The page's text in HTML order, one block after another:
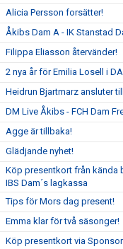
Alicia Persson forsätter!
Åkibs Dam A - IK Stanstad
Filippa Eliasson återvänder!
2 nya år för Emilia Losell i
Heidrun Bjartmarz ansluter
DM Live Åkibs - FCH Dam
Agge är tillbaka!
Glädjande nyhet!
Köp presentkort från kända
IBS Dam´s lagkassa
Tips för Mors dag present!
Emma klar för två säsonger!
Köp presentkort via